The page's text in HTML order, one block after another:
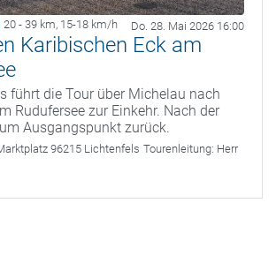
20 - 39 km, 15-18 km/h Do. 28. Mai 2026 16:00
Karibischen Eck am
führt die Tour über Michelau nach
Rudufersee zur Einkehr. Nach der
Ausgangspunkt zurück.
96215 Lichtenfels Tourenleitung: Herr